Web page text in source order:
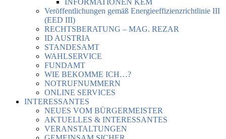
INFORMATIONEN KEM
Veröffentlichungen gemäß Energieeffizienzrichtlinie III
(EED III)
RECHTSBERATUNG – MAG. REZAR
ID AUSTRIA
STANDESAMT
WAHLSERVICE
FUNDAMT
WIE BEKOMME ICH…?
NOTRUFNUMMERN
ONLINE SERVICES
INTERESSANTES
NEUES VOM BÜRGERMEISTER
AKTUELLES & INTERESSANTES
VERANSTALTUNGEN